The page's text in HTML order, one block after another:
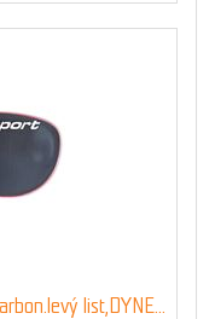
list,DYNE...